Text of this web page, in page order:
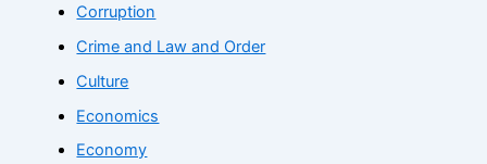
Corruption
Crime and Law and Order
Culture
Economics
Economy